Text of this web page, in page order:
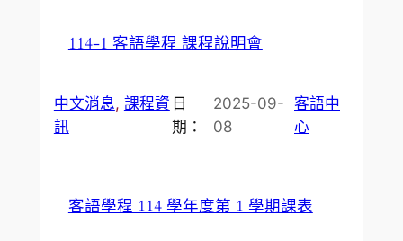
114-1 客語學程 課程說明會
中文消息, 課程資
訊
日
期：
2025-09-
08
客語中
心
客語學程 114 學年度第 1 學期課表